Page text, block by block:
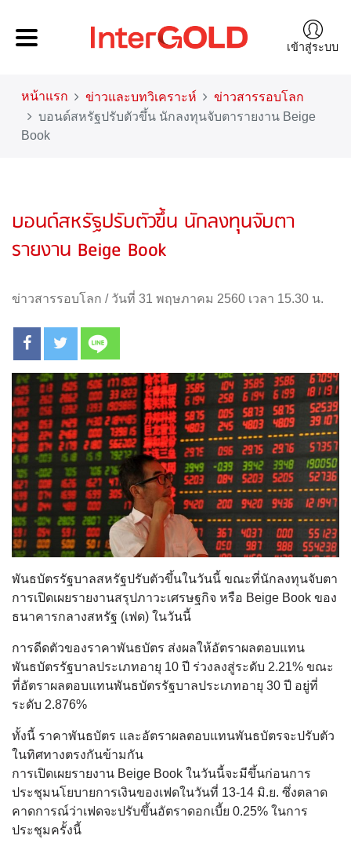
เข้าสู่ระบบ
หน้าแรก ข่าวและบทวิเคราะห์
ข่าวสารรอบโลก
บอนด์สหรัฐปรับตัวขึ้น นักลงทุนจับตารายงาน Beige
Book
บอนด์สหรัฐปรับตัวขึ้น นักลงทุนจับตา
รายงาน Beige Book
ข่าวสารรอบโลก / วันที่ 31 พฤษภาคม 2560 เวลา 15.30 น.
พันธบัตรรัฐบาลสหรัฐปรับตัวขึ้นในวันนี้ ขณะที่นักลงทุนจับตา
การเปิดเผยรายงานสรุปภาวะเศรษฐกิจ หรือ Beige Book ของ
ธนาคารกลางสหรัฐ (เฟด) ในวันนี้
การดีดตัวของราคาพันธบัตร ส่งผลให้อัตราผลตอบแทน
พันธบัตรรัฐบาลประเภทอายุ 10 ปี ร่วงลงสู่ระดับ 2.21% ขณะ
ที่อัตราผลตอบแทนพันธบัตรรัฐบาลประเภทอายุ 30 ปี อยู่ที่
ระดับ 2.876%
ทั้งนี้ ราคาพันธบัตร และอัตราผลตอบแทนพันธบัตรจะปรับตัว
ในทิศทางตรงกันข้ามกัน
การเปิดเผยรายงาน Beige Book ในวันนี้จะมีขึ้นก่อนการ
ประชุมนโยบายการเงินของเฟดในวันที่ 13-14 มิ.ย. ซึ่งตลาด
คาดการณ์ว่าเฟดจะปรับขึ้นอัตราดอกเบี้ย 0.25% ในการ
ประชุมครั้งนี้